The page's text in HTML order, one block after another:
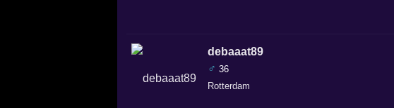
debaaat89
♂ 36
Rotterdam